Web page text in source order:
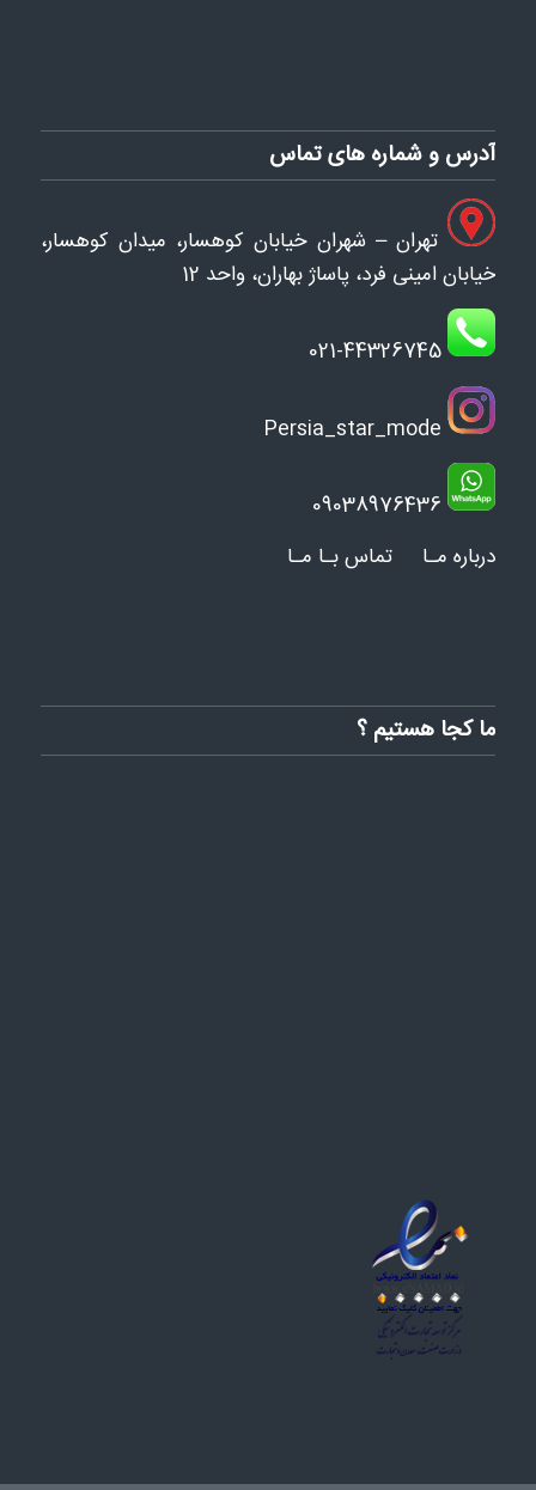
آدرس و شماره های تماس
تهران – شهران خیابان کوهسار، میدان کوهسار،
خیابان امینی فرد، پاساژ بهاران، واحد 12
021-44326745
Persia_star_mode
09038976436
درباره مـا
تماس بـا مـا
ما کجا هستیم ؟